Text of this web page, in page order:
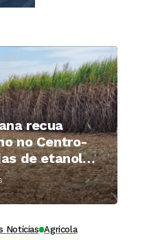
recua
no Centro-
de etanol
de litros
Notícias Agrícola